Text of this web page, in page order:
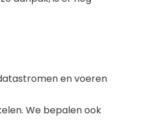
en voeren
We bepalen ook